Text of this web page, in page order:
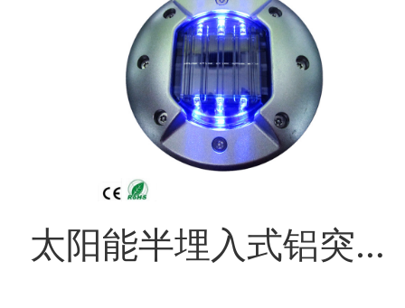
太阳能半埋入式铝突起路标